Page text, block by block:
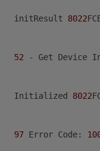
	initResult
8022
52 - Get Device
	info	Initialized
8022
97 Error Code: